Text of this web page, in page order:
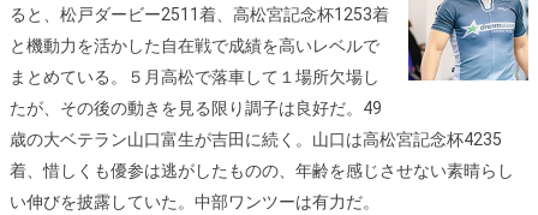
ると、松戸ダービー2511着、高松宮記念杯1253着
と機動力を活かした自在戦で成績を高いレベルで
まとめている。５月高松で落車して１場所欠場し
たが、その後の動きを見る限り調子は良好だ。49
歳の大ベテラン山口富生が吉田に続く。山口は高松宮記念杯4235
着、惜しくも優参は逃がしたものの、年齢を感じさせない素晴らし
い伸びを披露していた。中部ワンツーは有力だ。